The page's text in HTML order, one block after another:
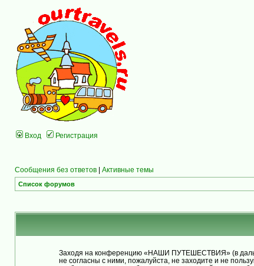
Вход Регистрация
Сообщения без ответов | Активные темы
Список форумов
Заходя на конференцию «НАШИ ПУТЕШЕСТВИЯ» (в
не согласны с ними, пожалуйста, не заходите и не